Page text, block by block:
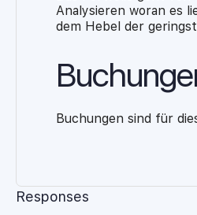
Analysieren woran es
dem Hebel der
Buchungen sind für
Responses